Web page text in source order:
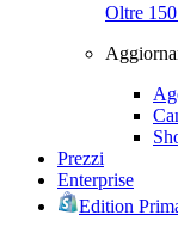
Oltre
Prezzi
Enterprise
Edition